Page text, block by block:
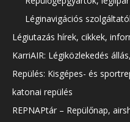
Léginavigációs
Légiutazás hírek, cikkek,
KarriAIR: Légiközlekedés
Repülés: Kisgépes- és
katonai repülés
REPNAPtár – Repülőnap,